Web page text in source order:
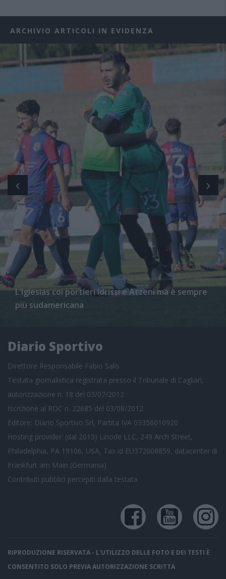
ARCHIVIO ARTICOLI IN EVIDENZA
L'Iglesias coi portieri Idrissi e Atzeni ma è sempre
più sudamericana
Diario Sportivo
Direttore Responsabile Fabio Salis
Testata giornalistica registrata presso il Tribunale di Cagliari,
autorizzazione n. 18 del 03/07/2012
Iscrizione al ROC n. 22685 del 03/08/2012
Editore: Diario Sportivo Srl, Partita IVA 03356010920
Hosting provider: (dal 2015) Linode LLC, 249 Arch Street,
Philadelphia, PA 19106, USA, Tax id EU372008859, datacenter di
Frankfurt am Main (Germania)
Contributi pubblici percepiti dalla testata
RIPRODUZIONE RISERVATA - L'UTILIZZO DELLE FOTO E DEI TESTI È
CONSENTITO SOLO PREVIA AUTORIZZAZIONE SCRITTA